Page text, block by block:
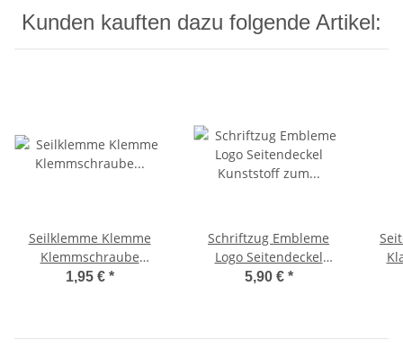
Kunden kauften dazu folgende Artikel:
Seilklemme Klemme
Klemmschraube
BremszugKlemmplättchen
1,95 € *
Schriftzug Embleme
Logo Seitendeckel
Kunststoff zum Clipsen
5,90 € *